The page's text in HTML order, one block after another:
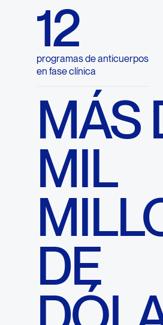
programas de anticuerpos
en fase clínica
12
MÁS
MIL
DE